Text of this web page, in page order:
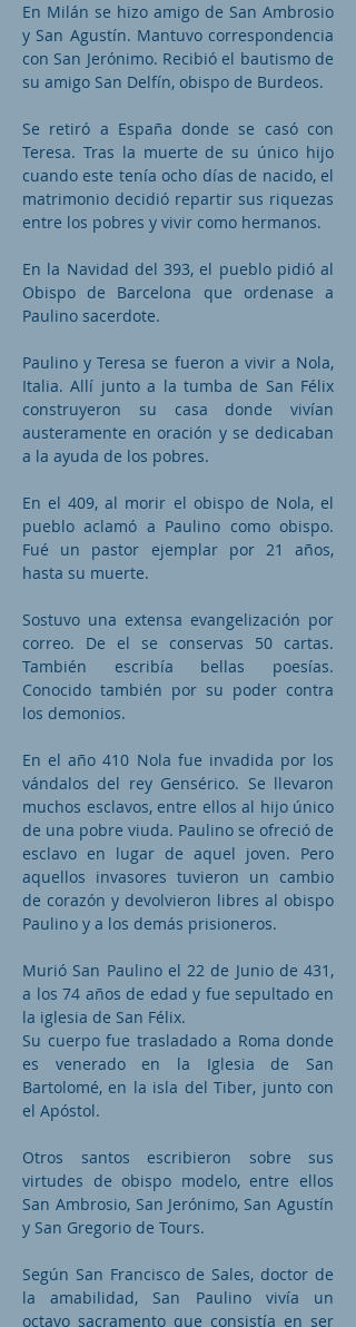
En Milán se hizo amigo de San Ambrosio
y San Agustín. Mantuvo correspondencia
con San Jerónimo. Recibió el bautismo de
su amigo San Delfín, obispo de Burdeos.
Se retiró a España donde se casó con
Teresa. Tras la muerte de su único hijo
cuando este tenía ocho días de nacido, el
matrimonio decidió repartir sus riquezas
entre los pobres y vivir como hermanos.
En la Navidad del 393, el pueblo pidió al
Obispo de Barcelona que ordenase a
Paulino sacerdote.
Paulino y Teresa se fueron a vivir a Nola,
Italia. Allí junto a la tumba de San Félix
construyeron su casa donde vivían
austeramente en oración y se dedicaban
a la ayuda de los pobres.
En el 409, al morir el obispo de Nola, el
pueblo aclamó a Paulino como obispo.
Fué un pastor ejemplar por 21 años,
hasta su muerte.
Sostuvo una extensa evangelización por
correo. De el se conservas 50 cartas.
También escribía bellas poesías.
Conocido también por su poder contra
los demonios.
En el año 410 Nola fue invadida por los
vándalos del rey Gensérico. Se llevaron
muchos esclavos, entre ellos al hijo único
de una pobre viuda. Paulino se ofreció de
esclavo en lugar de aquel joven. Pero
aquellos invasores tuvieron un cambio
de corazón y devolvieron libres al obispo
Paulino y a los demás prisioneros.
Murió San Paulino el 22 de Junio de 431,
a los 74 años de edad y fue sepultado en
la iglesia de San Félix.
Su cuerpo fue trasladado a Roma donde
es venerado en la Iglesia de San
Bartolomé, en la isla del Tiber, junto con
el Apóstol.
Otros santos escribieron sobre sus
virtudes de obispo modelo, entre ellos
San Ambrosio, San Jerónimo, San Agustín
y San Gregorio de Tours.
Según San Francisco de Sales, doctor de
la amabilidad, San Paulino vivía un
octavo sacramento que consistía en ser